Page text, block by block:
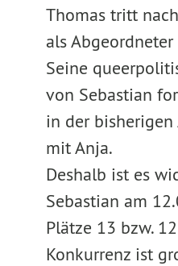
Thomas tritt
als
Seine
von Sebastian
in der
mit Anja.
Deshalb ist es
Sebastian am
Plätze 13 bzw.
Konkurrenz ist